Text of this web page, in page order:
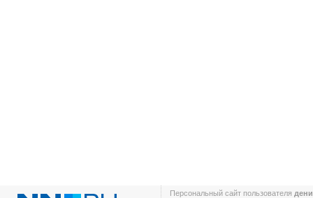
Персональный сайт пользователя